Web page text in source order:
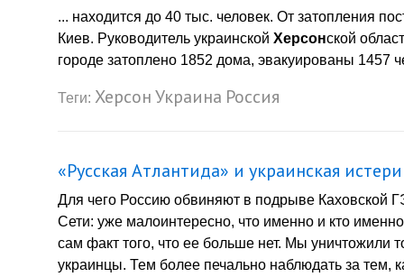
... находится до 40 тыс. человек. От затопления
Киев. Руководитель украинской Херсонской
городе затоплено 1852 дома, эвакуированы 1457
Теги: ХерсонУкраина Россия
«Русская Атлантида» и украинская
Для чего Россию обвиняют в подрыве Каховской
Сети: уже малоинтересно, что именно и кто
сам факт того, что ее больше нет. Мы уничтожили
украинцы. Тем более печально наблюдать за тем,